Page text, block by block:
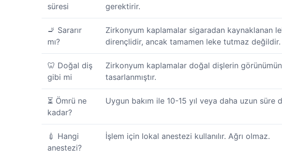
süresi
gerektirir.
🚬 Sararır
mı?
Zirkonyum kaplamalar sigaradan kaynaklanan
dirençlidir, ancak tamamen leke tutmaz değildir.
🦷 Doğal diş
gibi mi
Zirkonyum kaplamalar doğal dişlerin
tasarlanmıştır.
⏳ Ömrü ne
kadar?
Uygun bakım ile 10-15 yıl veya daha uzun süre
💉 Hangi
anestezi?
İşlem için lokal anestezi kullanılır. Ağrı olmaz.